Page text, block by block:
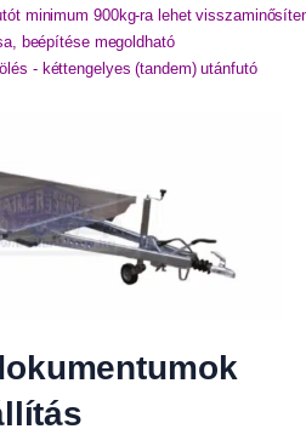
minimum 900kg-ra lehet
beépítése megoldható
- kéttengelyes (tandem) utánfutó